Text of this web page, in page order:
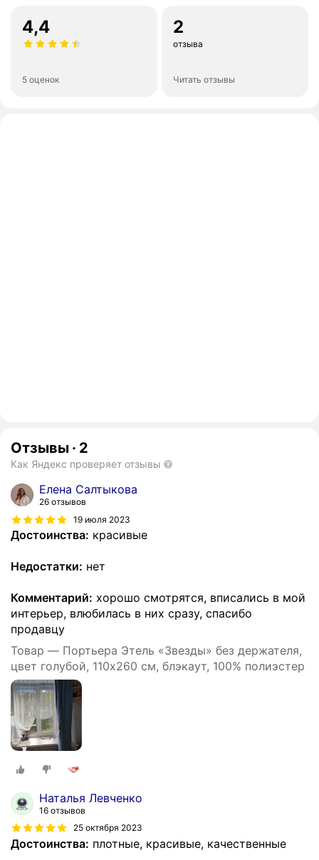
4,4
5 оценок
2
отзыва
Читать отзывы
Отзывы · 2
Как Яндекс проверяет отзывы
Елена Салтыкова
26 отзывов
19 июля 2023
Достоинства: красивые
Недостатки: нет
Комментарий: хорошо смотрятся, вписались в мой
интерьер, влюбилась в них сразу, спасибо
продавцу
Товар — Портьера Этель «Звезды» без держателя,
цвет голубой, 110х260 см, блэкаут, 100% полиэстер
Наталья Левченко
16 отзывов
25 октября 2023
Достоинства: плотные, красивые, качественные